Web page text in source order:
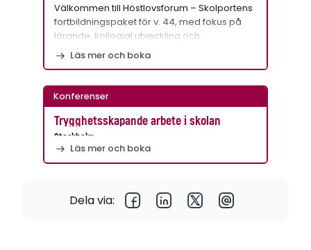
Välkommen till Höstlovsforum – Skolportens
fortbildningspaket för v. 44, med fokus på
lärande, kollegial utveckling och…
Läs mer och boka
Konferenser
Trygghetsskapande arbete i skolan
Stockholm
Läs mer och boka
Dela via: